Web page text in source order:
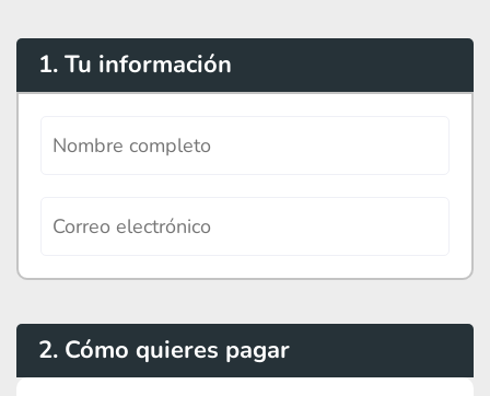
1. Tu información
2. Cómo quieres pagar